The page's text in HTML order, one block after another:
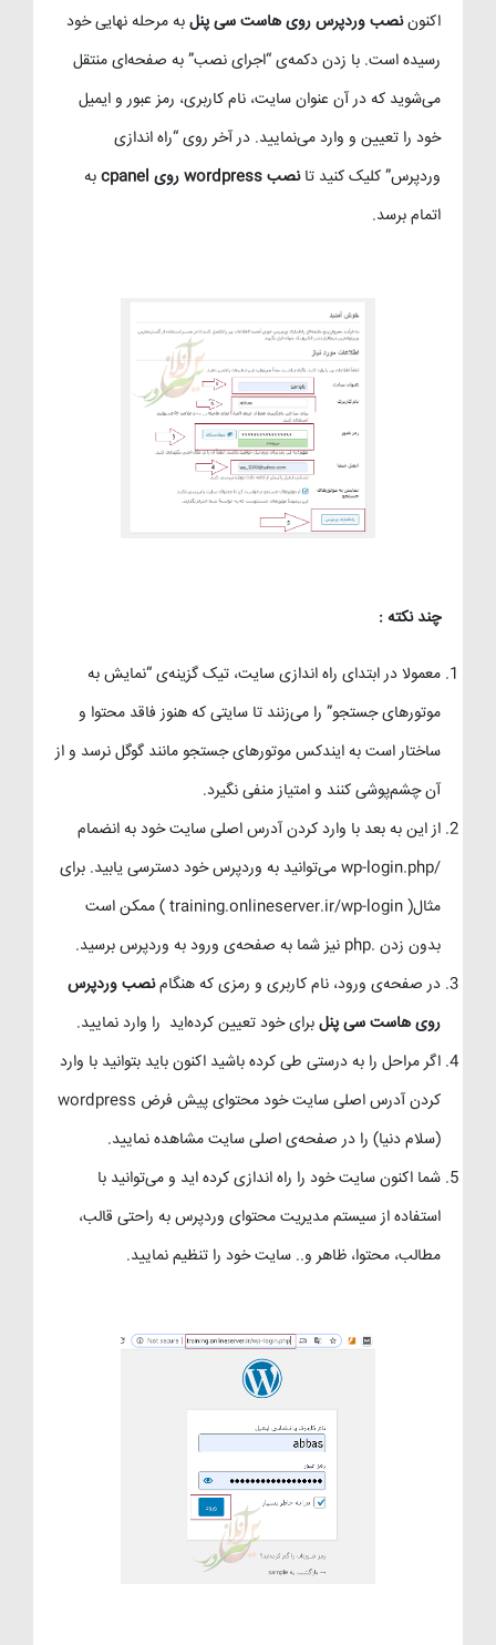
اکنوننصب وردپرس روی هاست سی پنلبه مرحله نهایی خود
رسیده است. با زدن دکمه‌ی “اجرای نصب” به صفحه‌ای منتقل
می‌شوید که در آن عنوان سایت، نام کاربری، رمز عبور و ایمیل
خود را تعیین و وارد می‌نمایید. در آخر روی “راه اندازی
وردپرس” کلیک کنید تانصب wordpress روی cpanel
به
اتمام برسد.
چند نکته :
معمولا در ابتدای راه اندازی سایت، تیک گزینه‌ی “نمایش به
موتورهای جستجو” را می‌زنند تا سایتی که هنوز فاقد محتوا و
ساختار است به ایندکس موتورهای جستجو مانند گوگل نرسد و از
آن چشم‌پوشی کنند و امتیاز منفی نگیرد.
از این به بعد با وارد کردن آدرس اصلی سایت خود به انضمام
/wp-login.php می‌توانید به وردپرس خود دسترسی یابید. برای
مثال( training.onlineserver.ir/wp-login ) ممکن است
بدون زدن .php نیز شما به صفحه‌ی ورود به وردپرس برسید.
در صفحه‌ی ورود، نام کاربری و رمزی که هنگامنصب وردپرس
روی هاست سی پنلبرای خود تعیین کرده‌اید را وارد نمایید.
اگر مراحل را به درستی طی کرده باشید اکنون باید بتوانید با وارد
کردن آدرس اصلی سایت خود محتوای پیش فرض wordpress
(سلام دنیا) را در صفحه‌ی اصلی سایت مشاهده نمایید.
شما اکنون سایت خود را راه اندازی کرده اید و می‌توانید با
استفاده از سیستم مدیریت محتوای وردپرس به راحتی قالب،
مطالب، محتوا، ظاهر و.. سایت خود را تنظیم نمایید.